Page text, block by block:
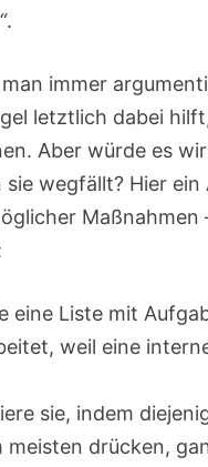
.
immer
letztlich dabei
Aber würde es
sie wegfällt? Hier ein
Maßnahmen
eine Liste mit
weil eine
sie, indem
meisten drücken,